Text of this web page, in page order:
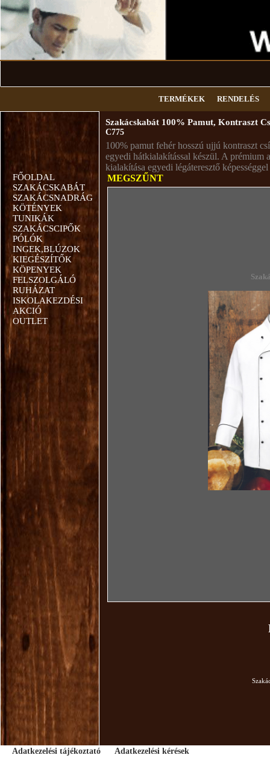
TERMÉKEK RENDELÉS
FŐOLDAL
SZAKÁCSKABÁT
SZAKÁCSNADRÁG
KÖTÉNYEK
TUNIKÁK
SZAKÁCSCIPŐK
PÓLÓK
INGEK,BLÚZOK
KIEGÉSZÍTŐK
KÖPENYEK
FELSZOLGÁLÓ
RUHÁZAT
ISKOLAKEZDÉSI
AKCIÓ
OUTLET
Szakácskabát 100% Pamut, Kontraszt
C775
100% pamut fehér hosszú ujjú kontraszt
egyedi hátkialakítással készül. A prémium
kialakítása egyedi légáteresztő
MEGSZŰNT
Adatkezelési tájékoztató Adatkezelési kérések